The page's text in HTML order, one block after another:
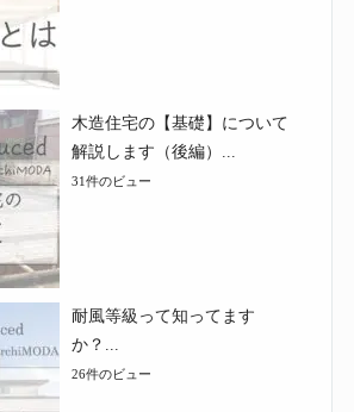
木造住宅の【基礎】について
解説します（後編）...
31件のビュー
耐風等級って知ってます
か？...
26件のビュー